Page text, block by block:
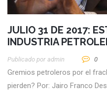
JULIO 31 DE 2017:
INDUSTRIA
Publicado por Admin 0
Gremios petroleros por el
pierden? Por: Jairo Franco